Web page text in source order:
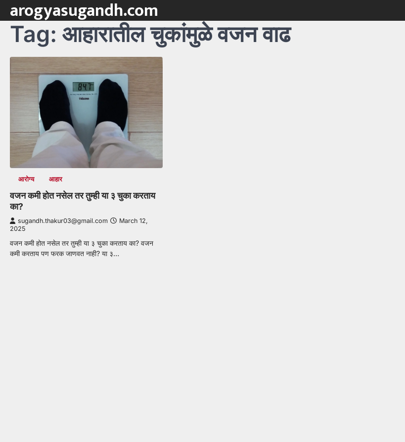
Skip
content
arogyasugandh.com
Tag: आहारातील चुकांमुळे वजन वाढ
आरोग्य आहार
वजन कमी होत नसेल तर तुम्ही या ३ चुका करताय
का?
sugandh.thakur03@gmail.com
March 12,
2025
वजन कमी होत नसेल तर तुम्ही या ३ चुका करताय का? वजन
कमी करताय पण फरक जाणवत नाही? या ३…